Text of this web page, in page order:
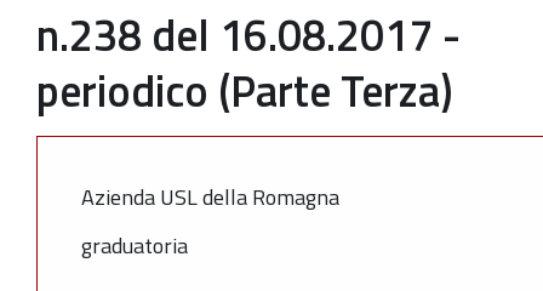
n.238 del 16.08.2017 -
periodico (Parte Terza)
Azienda USL della Romagna
graduatoria